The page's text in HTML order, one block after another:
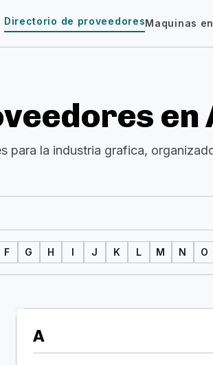
Directorio de proveedoresMaquinas
en
para la industria grafica,
F G H I J K L M N O
A